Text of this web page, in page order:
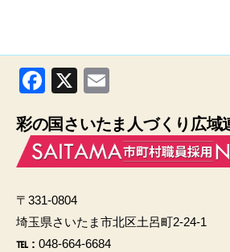
F
c
e
o
o
X
ail
彩の国さいたま人づくり広域
〒331-0804
埼玉県さいたま市北区土呂町2-24-1
℡ : 048-664-6684